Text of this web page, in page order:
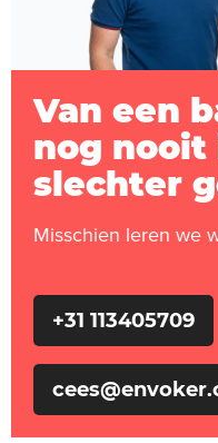
Van een
nog nooit
slechter
Misschien leren we
+31 113405709